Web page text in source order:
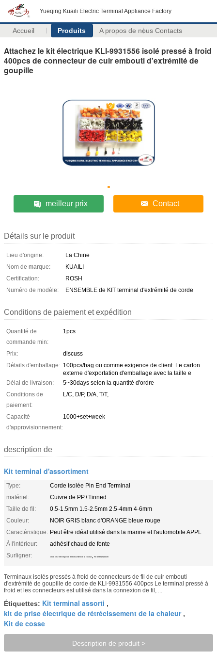
Yueqing Kuaili Electric Terminal Appliance Factory
Accueil Produits A propos de nous Contacts
Attachez le kit électrique KLI-9931556 isolé pressé à froid
400pcs de connecteur de cuir embouti d'extrémité de
goupille
meilleur prix Contact
Détails sur le produit
Lieu d'origine:
La Chine
Nom de marque:
KUAILI
Certification:
ROSH
Numéro de modèle:
ENSEMBLE de KIT terminal d'extrémité de corde
Conditions de paiement et expédition
Quantité de
commande min:
1pcs
Prix:
discuss
Détails d'emballage: 100pcs/bag ou comme exigence de client. Le carton
externe d'exportation d'emballage avec la taille e
Délai de livraison:
5~30days selon la quantité d'ordre
Conditions de
paiement:
L/C, D/P, D/A, T/T,
Capacité
d'approvisionnement:
1000+set+week
description de
Kit terminal d'assortiment
Type:
Corde isolée Pin End Terminal
matériel:
Cuivre de PP+Tinned
Taille de fil:
0.5-1.5mm 1.5-2.5mm 2.5-4mm 4-6mm
Couleur:
NOIR GRIS blanc d'ORANGE bleue rouge
Caractéristique: Peut être idéal utilisé dans la marine et l'automobile APPL
À l'intérieur:
adhésif chaud de fonte
Surligner:
kit de prise électrique de rétrécissement de la chaleur , Kit terminal assorti
Terminaux isolés pressés à froid de connecteurs de fil de cuir embouti
d'extrémité de goupille de corde de KLI-9931556 400pcs Le terminal pressé à
froid et les connecteurs est utilisé dans la connexion de fil, ...
Étiquettes: Kit terminal assorti ,
kit de prise électrique de rétrécissement de la chaleur,
Kit de cosse
Description de produit >